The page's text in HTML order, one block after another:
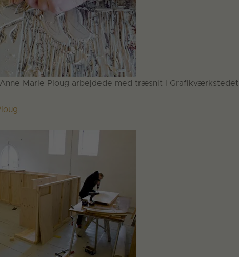
Marie Ploug arbejdede med træsnit i